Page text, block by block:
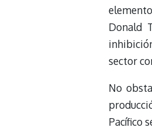
Donald
sector
No
Pacífico